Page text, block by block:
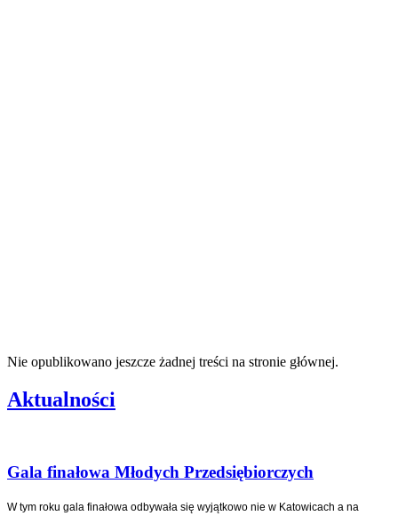
Nie opublikowano jeszcze żadnej treści na stronie głównej.
Aktualności
Gala finałowa Młodych Przedsiębiorczych
W tym roku gala finałowa odbywała się wyjątkowo nie w Katowicach a na